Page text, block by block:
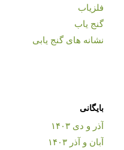
فلزیاب
گنج یاب
نشانه های گنج یابی
بایگانی
آذر و دی ۱۴۰۳
آبان و آذر ۱۴۰۳